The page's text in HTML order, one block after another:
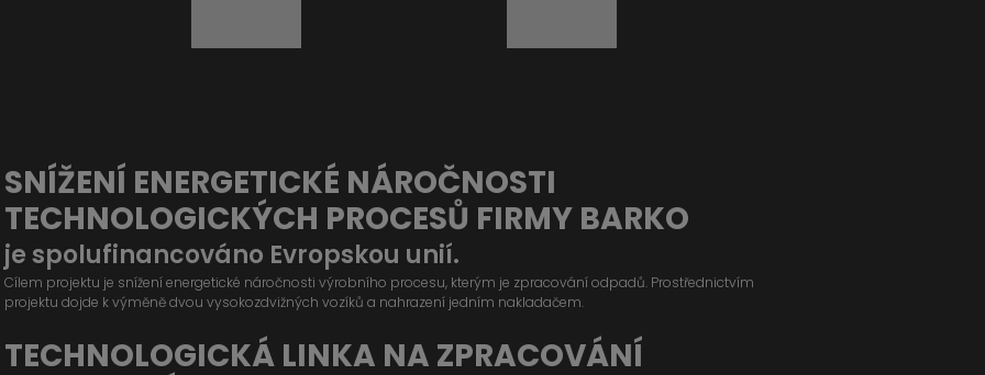
SNÍŽENÍ ENERGETICKÉ NÁROČNOSTI
TECHNOLOGICKÝCH PROCESŮ FIRMY BARKO
je spolufinancováno Evropskou unií.
Cílem projektu je snížení energetické náročnosti výrobního procesu, kterým je zpracování odpadů. Prostřednictvím
projektu dojde k výměně dvou vysokozdvižných vozíků a nahrazení jedním nakladačem.
TECHNOLOGICKÁ LINKA NA ZPRACOVÁNÍ